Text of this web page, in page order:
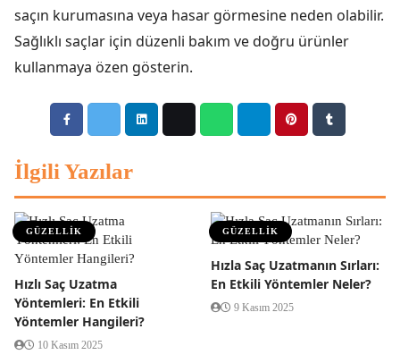
saçın kurumasına veya hasar görmesine neden olabilir.
Sağlıklı saçlar için düzenli bakım ve doğru ürünler
kullanmaya özen gösterin.
İlgili Yazılar
GÜZELLİK
Hızlı Saç Uzatma
Yöntemleri: En Etkili
Yöntemler Hangileri?
10 Kasım 2025
GÜZELLİK
Hızla Saç Uzatmanın Sırları:
En Etkili Yöntemler Neler?
9 Kasım 2025